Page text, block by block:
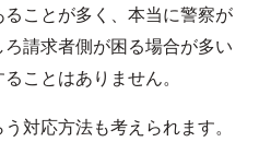
ことが多く、本当に警察が
請求者側が困る場合が多い
ことはありません。
対応方法も考えられます。